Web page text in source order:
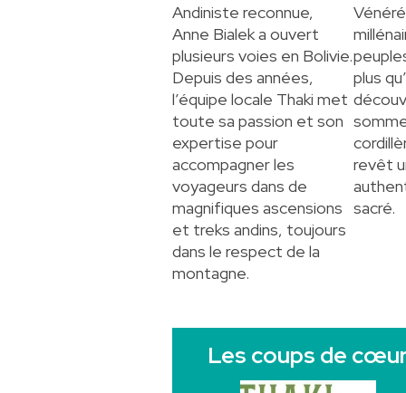
Andiniste reconnue,
Anne Bialek a ouvert
plusieurs voies en Bolivie.
Depuis des années,
l’équipe locale Thaki met
toute sa passion et son
expertise pour
accompagner les
voyageurs dans de
magnifiques ascensions
et treks andins, toujours
dans le respect de la
montagne.
plus
revêt
sacré.
Les coups de